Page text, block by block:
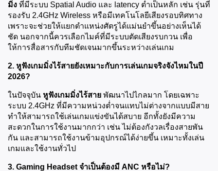
มิ่ง ที่มีระบบ Spatial Audio และ latency ต่ำเป็นหลัก เช่น รุ่นที่
รองรับ 2.4GHz Wireless หรือมีเทคโนโลยีเสียงรอบทิศทาง
เพราะจะช่วยให้แยกตำแหน่งศัตรูได้แม่นยำขึ้นอย่างเห็นได้
ชัด นอกจากนี้ควรเลือกไมค์ที่มีระบบตัดเสียงรบกวน เพื่อ
ให้การสื่อสารกับทีมชัดเจนมากขึ้นระหว่างเล่นเกม
2. หูฟังเกมมิ่งไร้สายยังเหมาะกับการเล่นเกมจริงจังไหมในปี
2026?
ในปัจจุบัน หูฟังเกมมิ่งไร้สาย พัฒนาไปไกลมาก โดยเฉพาะ
ระบบ 2.4GHz ที่มีความหน่วงต่ำจนแทบไม่ต่างจากแบบมีสาย
ทำให้สามารถใช้เล่นเกมแข่งขันได้สบาย อีกทั้งยังมีความ
สะดวกในการใช้งานมากกว่า เช่น ไม่ต้องกังวลเรื่องสายพัน
กัน และสามารถใช้งานข้ามอุปกรณ์ได้ง่ายขึ้น เหมาะทั้งเล่น
เกมและใช้งานทั่วไป
3. Gaming Headset จำเป็นต้องมี ANC หรือไม่?